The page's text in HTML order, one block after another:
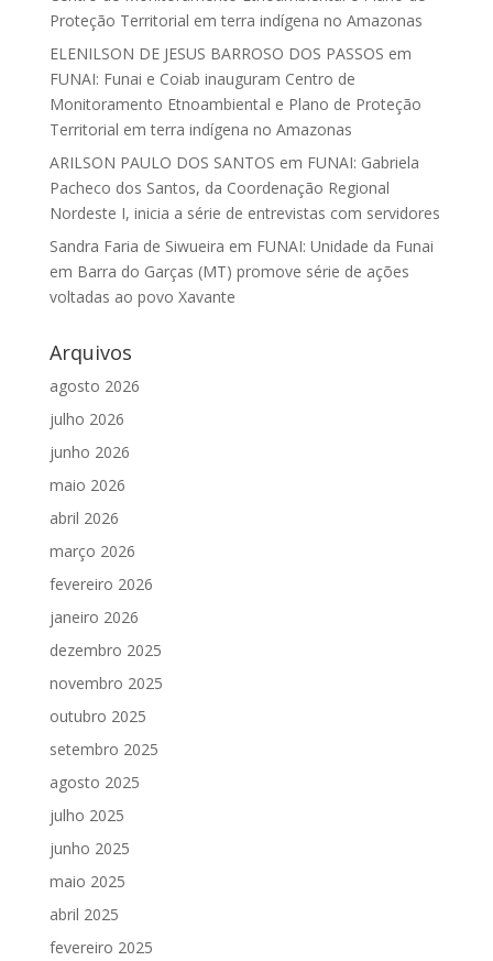
Proteção Territorial em terra indígena no Amazonas
ELENILSON DE JESUS BARROSO DOS PASSOS em
FUNAI: Funai e Coiab inauguram Centro de
Monitoramento Etnoambiental e Plano de Proteção
Territorial em terra indígena no Amazonas
ARILSON PAULO DOS SANTOS em FUNAI: Gabriela
Pacheco dos Santos, da Coordenação Regional
Nordeste I, inicia a série de entrevistas com servidores
Sandra Faria de Siwueira em FUNAI: Unidade da Funai
em Barra do Garças (MT) promove série de ações
voltadas ao povo Xavante
Arquivos
agosto 2026
julho 2026
junho 2026
maio 2026
abril 2026
março 2026
fevereiro 2026
janeiro 2026
dezembro 2025
novembro 2025
outubro 2025
setembro 2025
agosto 2025
julho 2025
junho 2025
maio 2025
abril 2025
fevereiro 2025